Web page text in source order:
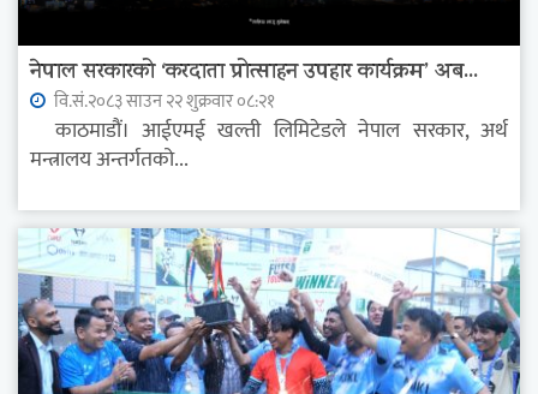
नेपाल सरकारको ‘करदाता प्रोत्साहन उपहार कार्यक्रम’ अब...
वि.सं.२०८३ साउन २२ शुक्रवार ०८:२१
काठमाडौं। आईएमई खल्ती लिमिटेडले नेपाल सरकार, अर्थ
मन्त्रालय अन्तर्गतको...